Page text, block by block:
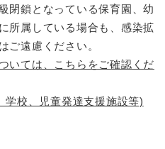
閉鎖となっている保育園、幼
所属している場合も、感染拡
ご遠慮ください。
いては、こちらをご確認くだ
学校、児童発達支援施設等)